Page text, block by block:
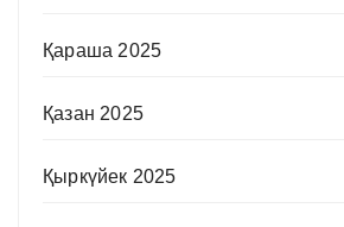
Қараша 2025
Қазан 2025
Қыркүйек 2025